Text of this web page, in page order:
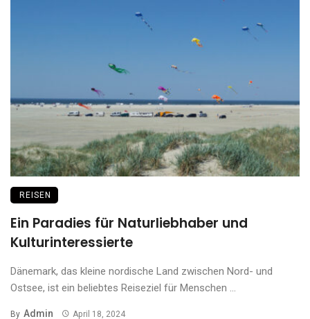
REISEN
Ein Paradies für Naturliebhaber und
Kulturinteressierte
Dänemark, das kleine nordische Land zwischen Nord- und
Ostsee, ist ein beliebtes Reiseziel für Menschen ...
By Admin April 18, 2024